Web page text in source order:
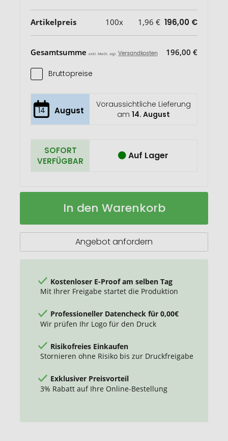
Artikelpreis 100x 1,96 € 196,00 €
Gesamtsumme exkl. MwSt. zzgl. Versandkosten 196,00 €
Bruttopreise
14 August
Voraussichtliche Lieferung
am 14. August
SOFORT
VERFÜGBAR
Auf Lager
PERFECT
Zollstock
Auf
In den Warenkorb
Angebot anfordern
Kostenloser E-Proof am selben Tag
Mit Ihrer Freigabe startet die Produktion
Professioneller Datencheck für 0,00€
Wir prüfen Ihr Logo für den Druck
Risikofreies Einkaufen
Stornieren ohne Risiko bis zur Druckfreigabe
Exklusiver Preisvorteil
3% Rabatt auf Ihre Online-Bestellung